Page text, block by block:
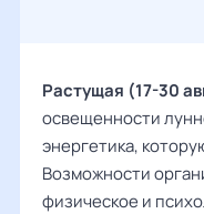
Растущая (17-30
освещенности
энергетика,
Возможности
физическое и